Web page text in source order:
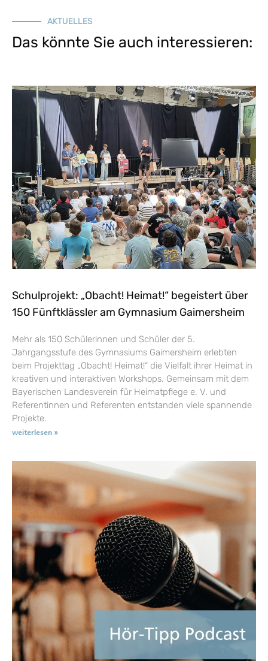
AKTUELLES
Das könnte Sie auch interessieren:
Schulprojekt: „Obacht! Heimat!“ begeistert über
150 Fünftklässler am Gymnasium Gaimersheim
Mehr als 150 Schülerinnen und Schüler der 5.
Jahrgangsstufe des Gymnasiums Gaimersheim erlebten
beim Projekttag „Obacht! Heimat!“ die Vielfalt ihrer Heimat in
kreativen und interaktiven Workshops. Gemeinsam mit dem
Bayerischen Landesverein für Heimatpflege e. V. und
Referentinnen und Referenten entstanden viele spannende
Projekte.
weiterlesen »